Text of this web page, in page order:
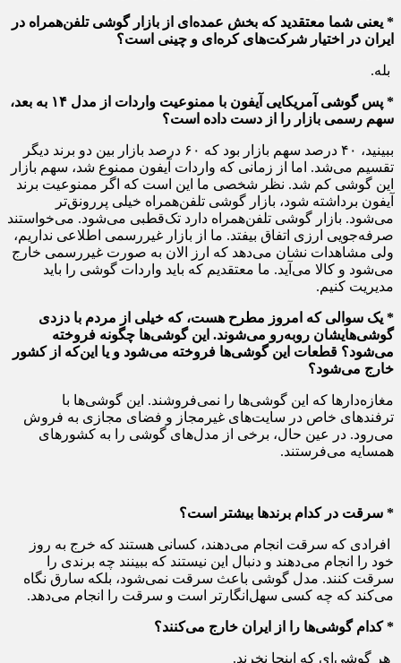
* یعنی شما معتقدید که بخش عمده‌ای از بازار گوشی تلفن‌همراه در
ایران در اختیار شرکت‌های کره‌ای و چینی است؟
بله.
* پس گوشی آمریکایی آیفون با ممنوعیت واردات از مدل ۱۴ به بعد،
سهم رسمی بازار را از دست داده است؟
ببینید، ۴۰ درصد سهم بازار بود که ۶۰ درصد بازار بین دو برند دیگر
تقسیم می‌شد. اما از زمانی که واردات آیفون ممنوع شد، سهم بازار
این گوشی کم شد. نظر شخصی ما این است که اگر ممنوعیت برند
آیفون برداشته شود، بازار گوشی تلفن‌همراه خیلی پررونق‌تر
می‌شود. بازار گوشی تلفن‌همراه دارد تک‌قطبی می‌شود. می‌خواستند
صرفه‌جویی ارزی اتفاق بیفتد. ما از بازار غیررسمی اطلاعی نداریم،
ولی مشاهدات نشان می‌دهد که ارز الان به صورت غیررسمی خارج
می‌شود و کالا می‌آید. ما معتقدیم که باید واردات گوشی را باید
مدیریت کنیم.
* یک سوالی که امروز مطرح هست، که خیلی از مردم با دزدی
گوشی‌هایشان روبه‌رو می‌شوند. این گوشی‌ها چگونه فروخته
می‌شود؟ قطعات این گوشی‌ها فروخته می‌شود و یا این‌که از کشور
خارج می‌شود؟
مغازه‌دارها که این گوشی‌ها را نمی‌فروشند. این گوشی‌ها با
ترفندهای خاص در سایت‌های غیرمجاز و فضای مجازی به فروش
می‌رود. در عین حال، برخی از مدل‌های گوشی را به کشورهای
همسایه می‌فرستند.
* سرقت در کدام برندها بیشتر است؟
افرادی که سرقت انجام می‌دهند، کسانی هستند که خرج به روز
خود را انجام می‌دهند و دنبال این نیستند که ببینند چه برندی را
سرقت کنند. مدل گوشی باعث سرقت نمی‌شود، بلکه سارق نگاه
می‌کند که چه کسی سهل‌انگارتر است و سرقت را انجام می‌دهد.
* کدام گوشی‌ها را از ایران خارج می‌کنند؟
هر گوشی‌ای که اینجا نخرند.